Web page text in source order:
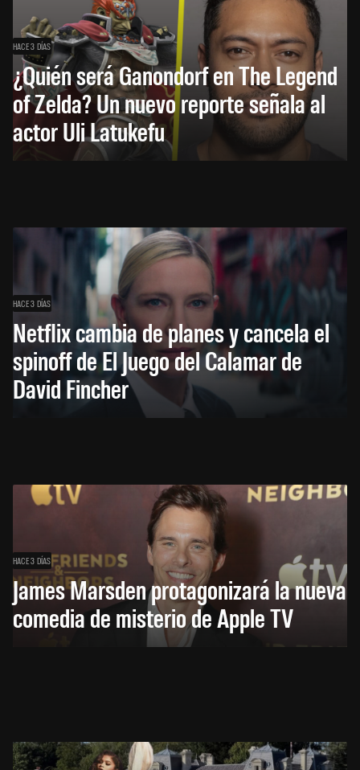
HACE 3 DÍAS
¿Quién será Ganondorf en The Legend
of Zelda? Un nuevo reporte señala al
actor Uli Latukefu
HACE 3 DÍAS
Netflix cambia de planes y cancela el
spinoff de El Juego del Calamar de
David Fincher
HACE 3 DÍAS
James Marsden protagonizará la nueva
comedia de misterio de Apple TV